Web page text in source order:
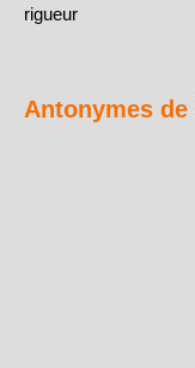
rigueur
Antonymes de